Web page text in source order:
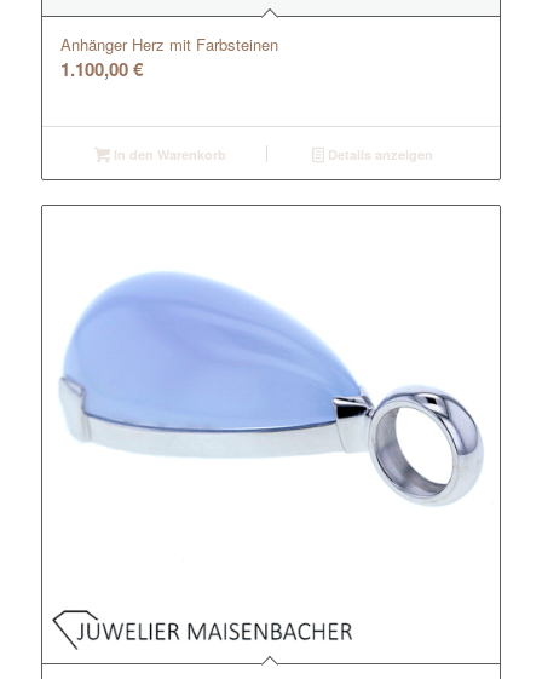
Anhänger Herz mit Farbsteinen
1.100,00€
In den Warenkorb Details anzeigen